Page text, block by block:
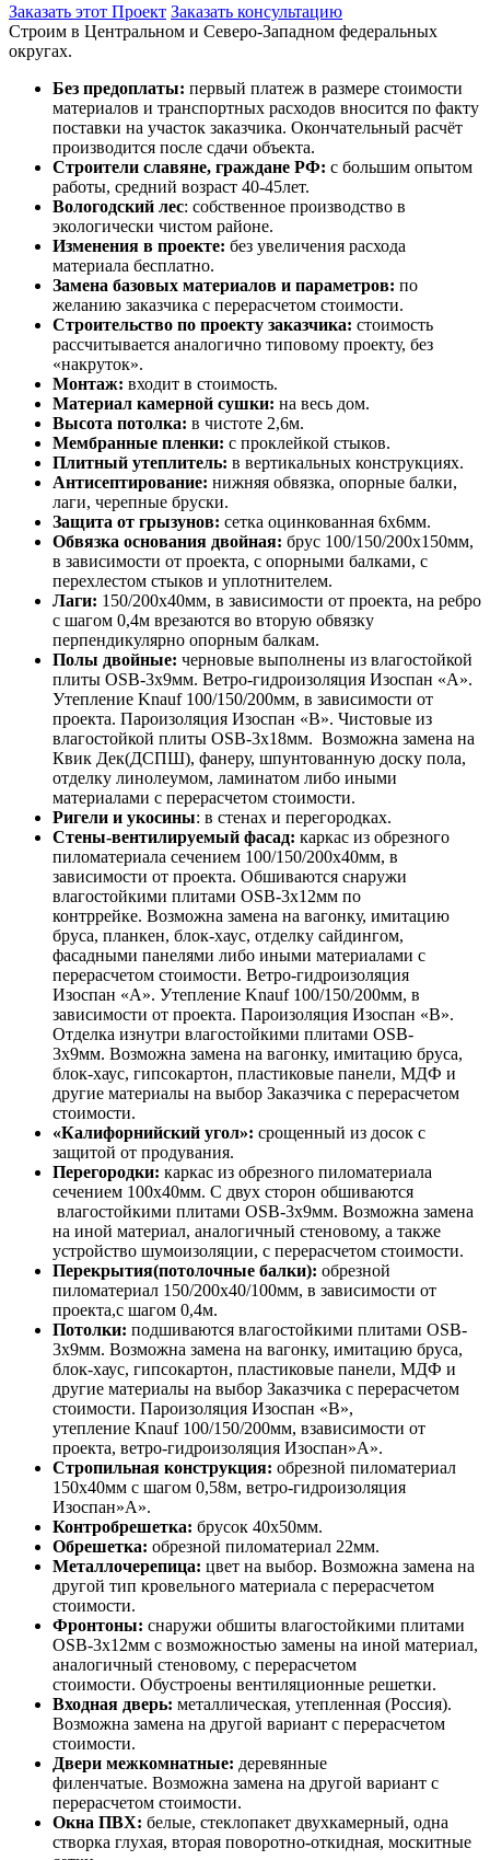
Заказать этот Проект Заказать консультацию
Строим в Центральном и Северо-Западном федеральных
округах.
Без предоплаты: первый платеж в размере стоимости
материалов и транспортных расходов вносится по факту
поставки на участок заказчика. Окончательный расчёт
производится после сдачи объекта.
Строители славяне, граждане РФ: с большим опытом
работы, средний возраст 40-45лет.
Вологодский лес: собственное производство в
экологически чистом районе.
Изменения в проекте: без увеличения расхода
материала бесплатно.
Замена базовых материалов и параметров: по
желанию заказчика с перерасчетом стоимости.
Строительство по проекту заказчика: стоимость
рассчитывается аналогично типовому проекту, без
«накруток».
Монтаж: входит в стоимость.
Материал камерной сушки: на весь дом.
Высота потолка: в чистоте 2,6м.
Мембранные пленки: с проклейкой стыков.
Плитный утеплитель: в вертикальных конструкциях.
Антисептирование: нижняя обвязка, опорные балки,
лаги, черепные бруски.
Защита от грызунов: сетка оцинкованная 6х6мм.
Обвязка основания двойная: брус 100/150/200х150мм,
в зависимости от проекта, с опорными балками, с
перехлестом стыков и уплотнителем.
Лаги: 150/200х40мм, в зависимости от проекта, на ребро
с шагом 0,4м врезаются во вторую обвязку
перпендикулярно опорным балкам.
Полы двойные: черновые выполнены из влагостойкой
плиты OSB-3х9мм. Ветро-гидроизоляция Изоспан «А».
Утепление Knauf 100/150/200мм, в зависимости от
проекта. Пароизоляция Изоспан «В». Чистовые из
влагостойкой плиты OSB-3х18мм. Возможна замена на
Квик Дек(ДСПШ), фанеру, шпунтованную доску пола,
отделку линолеумом, ламинатом либо иными
материалами с перерасчетом стоимости.
Ригели и укосины: в стенах и перегородках.
Стены-вентилируемый фасад: каркас из обрезного
пиломатериала сечением 100/150/200х40мм, в
зависимости от проекта. Обшиваются снаружи
влагостойкими плитами OSB-3х12мм по
контррейке. Возможна замена на вагонку, имитацию
бруса, планкен, блок-хаус, отделку сайдингом,
фасадными панелями либо иными материалами с
перерасчетом стоимости. Ветро-гидроизоляция
Изоспан «А». Утепление Knauf 100/150/200мм, в
зависимости от проекта. Пароизоляция Изоспан «В».
Отделка изнутри влагостойкими плитами OSB-
3х9мм. Возможна замена на вагонку, имитацию бруса,
блок-хаус, гипсокартон, пластиковые панели, МДФ и
другие материалы на выбор Заказчика с перерасчетом
стоимости.
«Калифорнийский угол»: срощенный из досок с
защитой от продувания.
Перегородки: каркас из обрезного пиломатериала
сечением 100х40мм. С двух сторон обшиваются
влагостойкими плитами OSB-3х9мм. Возможна замена
на иной материал, аналогичный стеновому, а также
устройство шумоизоляции, с перерасчетом стоимости.
Перекрытия(потолочные балки): обрезной
пиломатериал 150/200х40/100мм, в зависимости от
проекта,с шагом 0,4м.
Потолки: подшиваются влагостойкими плитами OSB-
3х9мм. Возможна замена на вагонку, имитацию бруса,
блок-хаус, гипсокартон, пластиковые панели, МДФ и
другие материалы на выбор Заказчика с перерасчетом
стоимости. Пароизоляция Изоспан «В»,
утепление Knauf 100/150/200мм, взависимости от
проекта, ветро-гидроизоляция Изоспан»А».
Стропильная конструкция: обрезной пиломатериал
150х40мм с шагом 0,58м, ветро-гидроизоляция
Изоспан»А».
Контробрешетка: брусок 40х50мм.
Обрешетка: обрезной пиломатериал 22мм.
Металлочерепица: цвет на выбор. Возможна замена на
другой тип кровельного материала с перерасчетом
стоимости.
Фронтоны: снаружи обшиты влагостойкими плитами
OSB-3х12мм с возможностью замены на иной материал,
аналогичный стеновому, с перерасчетом
стоимости. Обустроены вентиляционные решетки.
Входная дверь: металлическая, утепленная (Россия).
Возможна замена на другой вариант с перерасчетом
стоимости.
Двери межкомнатные: деревянные
филенчатые. Возможна замена на другой вариант с
перерасчетом стоимости.
Окна ПВХ: белые, стеклопакет двухкамерный, одна
створка глухая, вторая поворотно-откидная, москитные